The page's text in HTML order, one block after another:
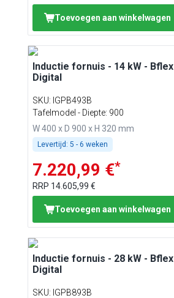
Toevoegen aan winkelwagen
Inductie fornuis - 14 kW - Bflex
Digital
SKU: IGPB493B
Tafelmodel - Diepte: 900
W 400 x D 900 x H 320 mm
Levertijd: 5 - 6 weken
7.220,99 €*
RRP 14.605,99 €
Toevoegen aan winkelwagen
Inductie fornuis - 28 kW - Bflex
Digital
SKU: IGPB893B